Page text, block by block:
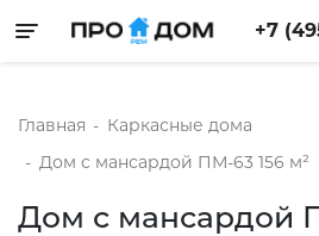
Toggle navigation +7
Главная - Каркасные дома
- Дом с мансардой ПМ-63 156 м²
Дом с мансардой